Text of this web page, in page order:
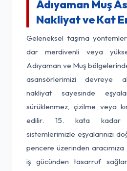
Adıyaman Muş
Nakliyat ve Kat
Geleneksel taşıma
dar merdivenli veya
Adıyaman ve Muş
asansörlerimizi devreye
nakliyat sayesinde
sürüklenmez, çizilme veya
edilir. 15. kata kadar
sistemlerimizle eşyalarınızı
pencere üzerinden
iş gücünden tasarruf